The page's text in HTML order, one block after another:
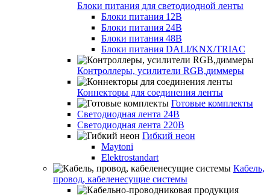
Блоки питания для светодиодной ленты
Блоки питания 12В
Блоки питания 24В
Блоки питания 48В
Блоки питания DALI/KNX/TRIAC
Контроллеры, усилители RGB,диммеры
Коннекторы для соединения ленты
Готовые комплекты
Светодиодная лента 24В
Светодиодная лента 220В
Гибкий неон
Maytoni
Elektrostandart
Кабель,
провод, кабеленесущие системы